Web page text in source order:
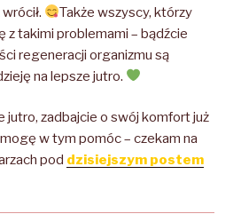
Także wszyscy, którzy
z takimi problemami – bądźcie
regeneracji organizmu są
na lepsze jutro.
jutro, zadbajcie o swój komfort już
w tym pomóc – czekam na
pod dzisiejszym postem